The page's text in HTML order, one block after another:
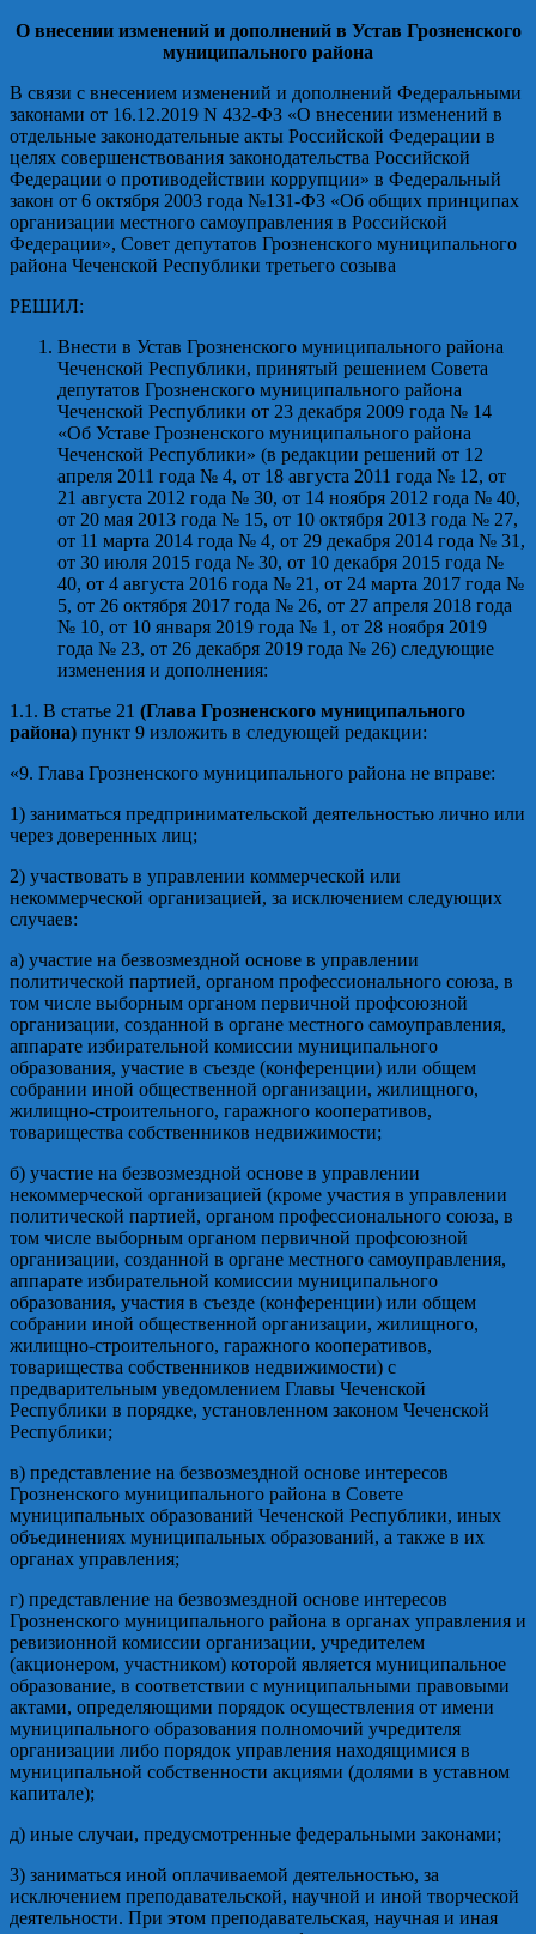
О внесении изменений и дополнений в Устав Грозненского
муниципального района
В связи с внесением изменений и дополнений Федеральными
законами от 16.12.2019 N 432-ФЗ «О внесении изменений в
отдельные законодательные акты Российской Федерации в
целях совершенствования законодательства Российской
Федерации о противодействии коррупции» в Федеральный
закон от 6 октября 2003 года №131-ФЗ «Об общих принципах
организации местного самоуправления в Российской
Федерации», Совет депутатов Грозненского муниципального
района Чеченской Республики третьего созыва
РЕШИЛ:
Внести в Устав Грозненского муниципального района
Чеченской Республики, принятый решением Совета
депутатов Грозненского муниципального района
Чеченской Республики от 23 декабря 2009 года № 14
«Об Уставе Грозненского муниципального района
Чеченской Республики» (в редакции решений от 12
апреля 2011 года № 4, от 18 августа 2011 года № 12, от
21 августа 2012 года № 30, от 14 ноября 2012 года № 40,
от 20 мая 2013 года № 15, от 10 октября 2013 года № 27,
от 11 марта 2014 года № 4, от 29 декабря 2014 года № 31,
от 30 июля 2015 года № 30, от 10 декабря 2015 года №
40, от 4 августа 2016 года № 21, от 24 марта 2017 года №
5, от 26 октября 2017 года № 26, от 27 апреля 2018 года
№ 10, от 10 января 2019 года № 1, от 28 ноября 2019
года № 23, от 26 декабря 2019 года № 26) следующие
изменения и дополнения:
1.1. В статье 21 (Глава Грозненского муниципального
района) пункт 9 изложить в следующей редакции:
«9. Глава Грозненского муниципального района не вправе:
1) заниматься предпринимательской деятельностью лично или
через доверенных лиц;
2) участвовать в управлении коммерческой или
некоммерческой организацией, за исключением следующих
случаев:
а) участие на безвозмездной основе в управлении
политической партией, органом профессионального союза, в
том числе выборным органом первичной профсоюзной
организации, созданной в органе местного самоуправления,
аппарате избирательной комиссии муниципального
образования, участие в съезде (конференции) или общем
собрании иной общественной организации, жилищного,
жилищно-строительного, гаражного кооперативов,
товарищества собственников недвижимости;
б) участие на безвозмездной основе в управлении
некоммерческой организацией (кроме участия в управлении
политической партией, органом профессионального союза, в
том числе выборным органом первичной профсоюзной
организации, созданной в органе местного самоуправления,
аппарате избирательной комиссии муниципального
образования, участия в съезде (конференции) или общем
собрании иной общественной организации, жилищного,
жилищно-строительного, гаражного кооперативов,
товарищества собственников недвижимости) с
предварительным уведомлением Главы Чеченской
Республики в порядке, установленном законом Чеченской
Республики;
в) представление на безвозмездной основе интересов
Грозненского муниципального района в Совете
муниципальных образований Чеченской Республики, иных
объединениях муниципальных образований, а также в их
органах управления;
г) представление на безвозмездной основе интересов
Грозненского муниципального района в органах управления и
ревизионной комиссии организации, учредителем
(акционером, участником) которой является муниципальное
образование, в соответствии с муниципальными правовыми
актами, определяющими порядок осуществления от имени
муниципального образования полномочий учредителя
организации либо порядок управления находящимися в
муниципальной собственности акциями (долями в уставном
капитале);
д) иные случаи, предусмотренные федеральными законами;
3) заниматься иной оплачиваемой деятельностью, за
исключением преподавательской, научной и иной творческой
деятельности. При этом преподавательская, научная и иная